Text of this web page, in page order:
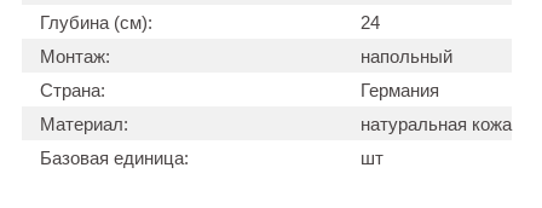
Глубина (см):
24
Монтаж:
напольный
Страна:
Германия
Материал:
натуральная кожа
Базовая единица:
шт